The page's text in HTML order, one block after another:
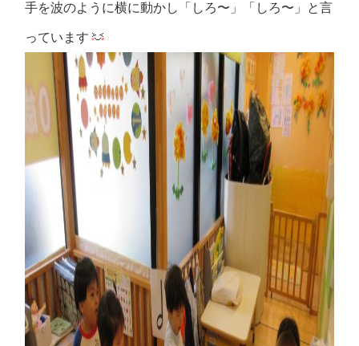
手を波のように横に動かし「しろ〜」「しろ〜」と言
っています